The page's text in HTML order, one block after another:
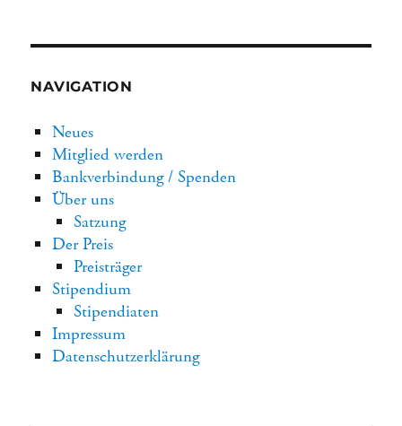
NAVIGATION
Neues
Mitglied werden
Bankverbindung / Spenden
Über uns
Satzung
Der Preis
Preisträger
Stipendium
Stipendiaten
Impressum
Datenschutzerklärung